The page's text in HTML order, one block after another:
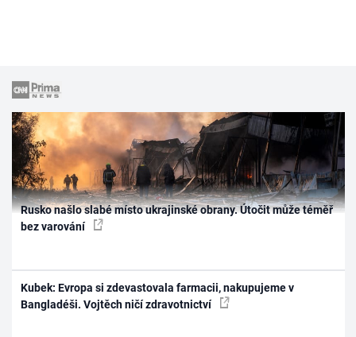
Rusko našlo slabé místo ukrajinské obrany. Útočit může téměř
bez varování
Kubek: Evropa si zdevastovala farmacii, nakupujeme v
Bangladéši. Vojtěch ničí zdravotnictví